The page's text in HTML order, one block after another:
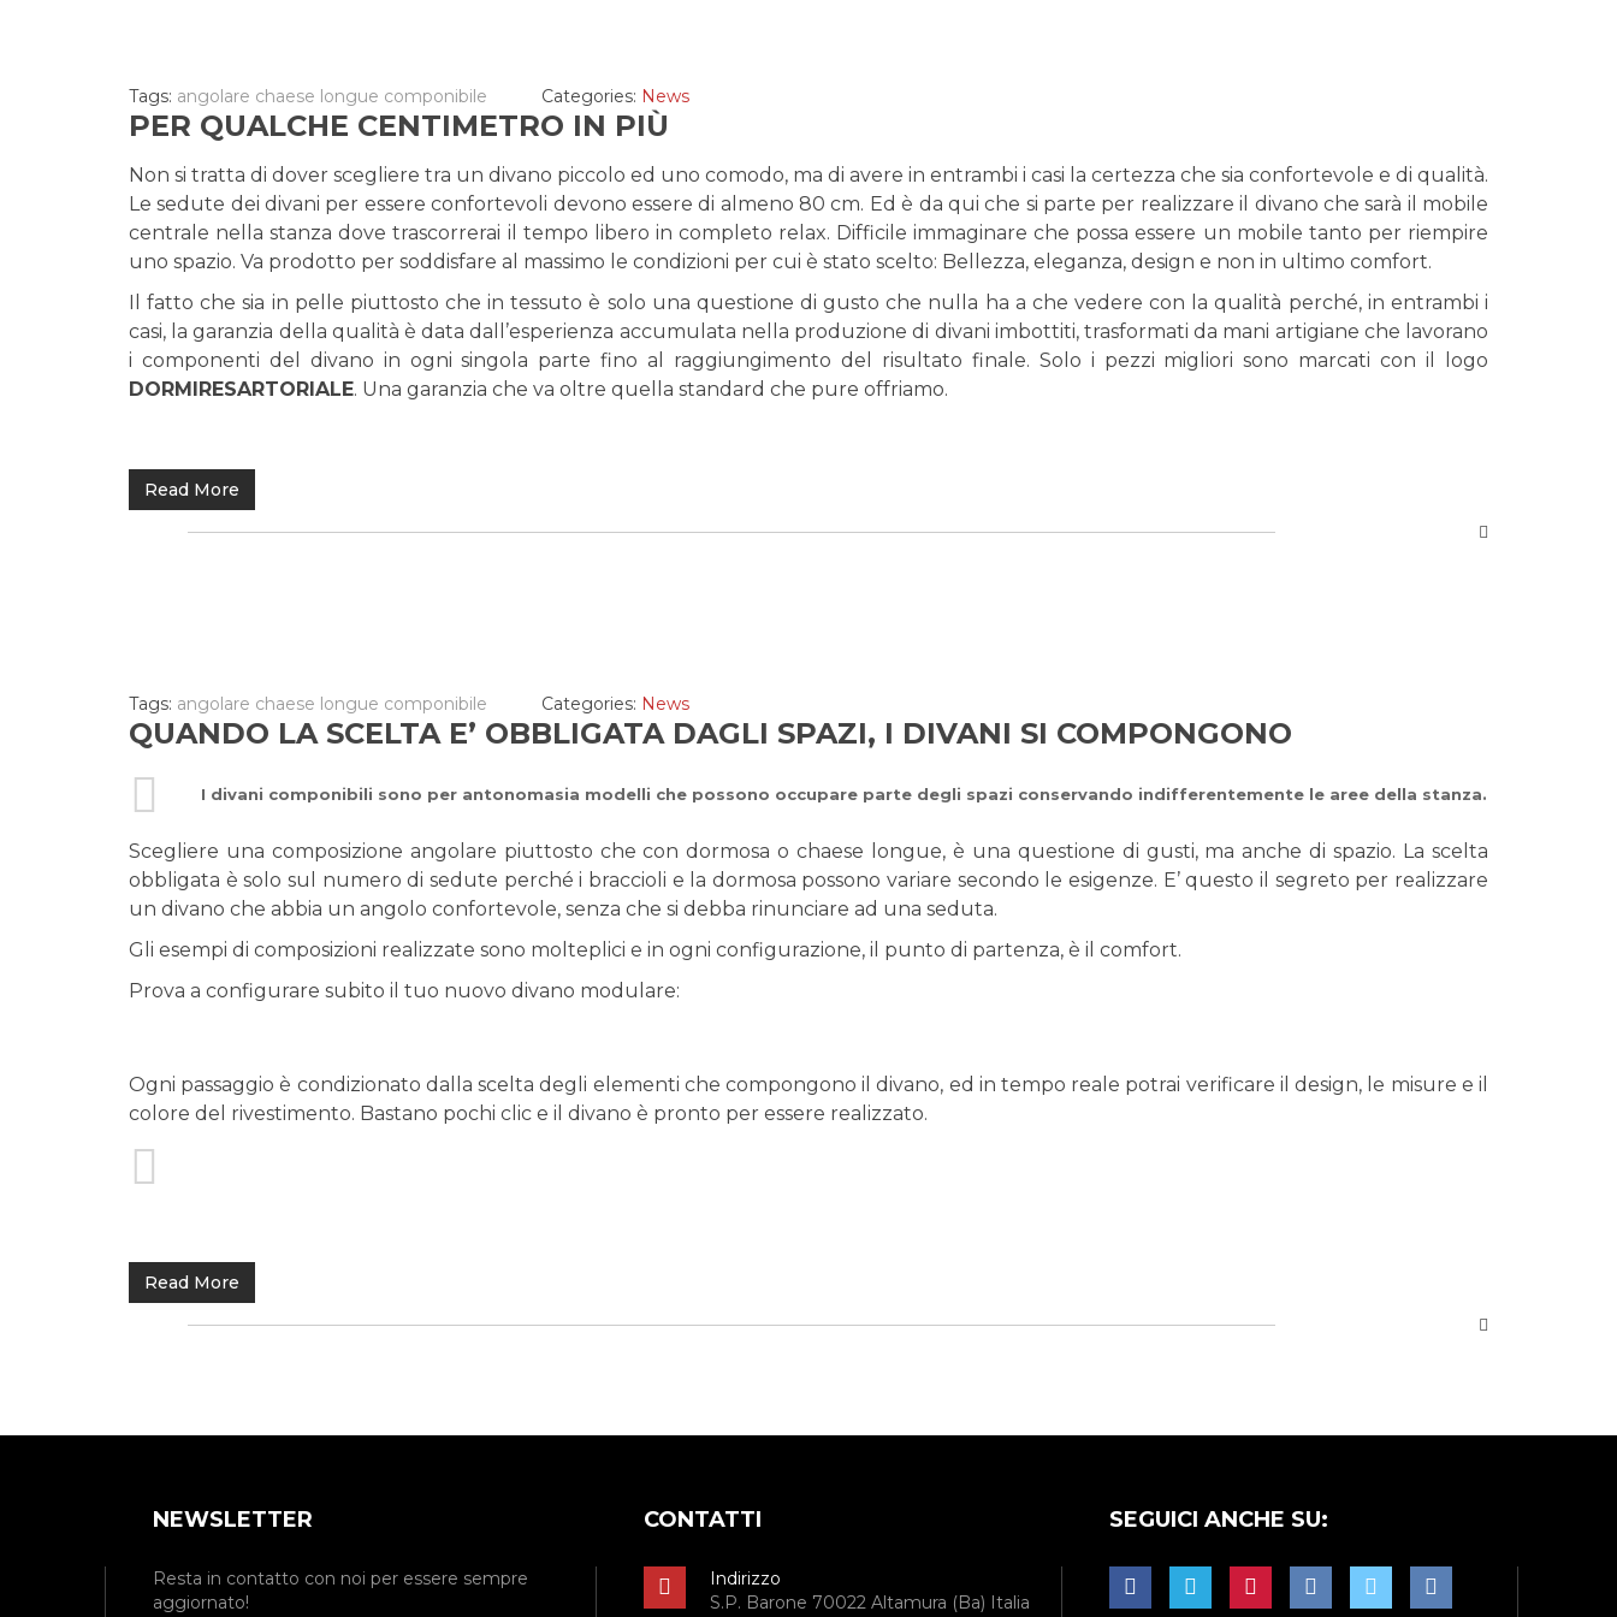
Tags: angolare chaese longue componibile Categories: News
PER QUALCHE CENTIMETRO IN PIÙ
Non si tratta di dover scegliere tra un divano piccolo ed uno comodo, ma di avere in entrambi i casi la certezza che sia confortevole e di qualità.
Le sedute dei divani per essere confortevoli devono essere di almeno 80 cm. Ed è da qui che si parte per realizzare il divano che sarà il mobile
centrale nella stanza dove trascorrerai il tempo libero in completo relax. Difficile immaginare che possa essere un mobile tanto per riempire
uno spazio. Va prodotto per soddisfare al massimo le condizioni per cui è stato scelto: Bellezza, eleganza, design e non in ultimo comfort.
Il fatto che sia in pelle piuttosto che in tessuto è solo una questione di gusto che nulla ha a che vedere con la qualità perché, in entrambi i
casi, la garanzia della qualità è data dall’esperienza accumulata nella produzione di divani imbottiti, trasformati da mani artigiane che lavorano
i componenti del divano in ogni singola parte fino al raggiungimento del risultato finale. Solo i pezzi migliori sono marcati con il logo
DORMIRESARTORIALE. Una garanzia che va oltre quella standard che pure offriamo.
Read More
Tags: angolare chaese longue componibile Categories: News
QUANDO LA SCELTA E’ OBBLIGATA DAGLI SPAZI, I DIVANI SI COMPONGONO
I divani componibili sono per antonomasia modelli che possono occupare parte degli spazi conservando indifferentemente le aree della stanza.
Scegliere una composizione angolare piuttosto che con dormosa o chaese longue, è una questione di gusti, ma anche di spazio. La scelta
obbligata è solo sul numero di sedute perché i braccioli e la dormosa possono variare secondo le esigenze. E’ questo il segreto per realizzare
un divano che abbia un angolo confortevole, senza che si debba rinunciare ad una seduta.
Gli esempi di composizioni realizzate sono molteplici e in ogni configurazione, il punto di partenza, è il comfort.
Prova a configurare subito il tuo nuovo divano modulare:
Ogni passaggio è condizionato dalla scelta degli elementi che compongono il divano, ed in tempo reale potrai verificare il design, le misure e il
colore del rivestimento. Bastano pochi clic e il divano è pronto per essere realizzato.
Read More
NEWSLETTER
Resta in contatto con noi per essere sempre
aggiornato!
CONTATTI
Indirizzo
S.P. Barone 70022 Altamura (Ba) Italia
SEGUICI ANCHE SU: